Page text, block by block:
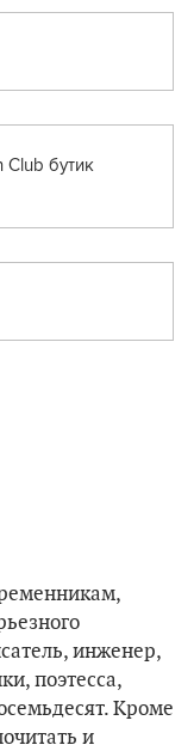
Club бутик
инженер,
поэтесса,
Кроме
и